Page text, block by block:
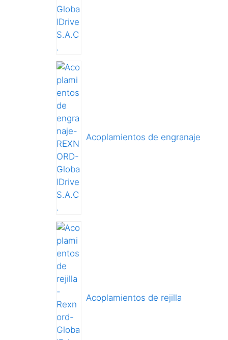
Acoplamientos de engranaje
Acoplamientos de rejilla